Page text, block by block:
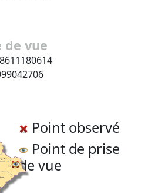
de vue
Point observé
Point de prise
de vue